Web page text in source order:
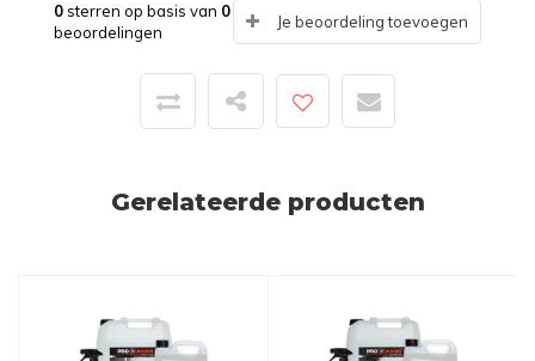
0sterren op basis van 0
beoordelingen
Je beoordeling toevoegen
Gerelateerde producten